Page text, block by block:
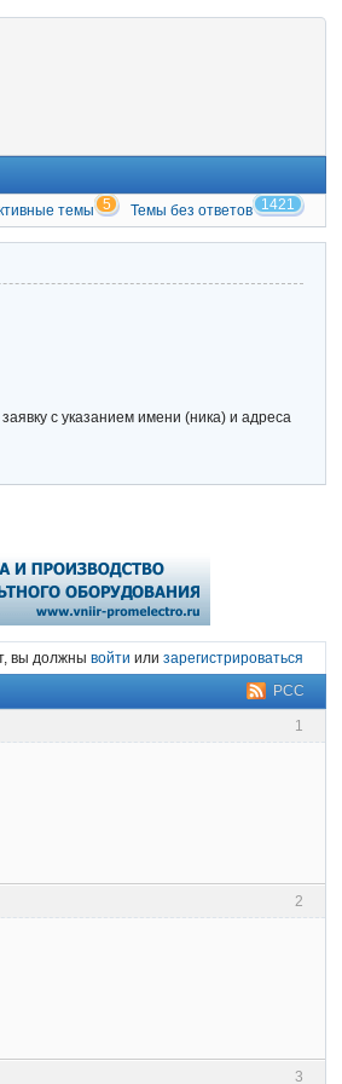
темы 5 Темы без ответов 1421
с указанием имени (ника) и адреса
вы должны войти или зарегистрироваться
РСС
1
2
3